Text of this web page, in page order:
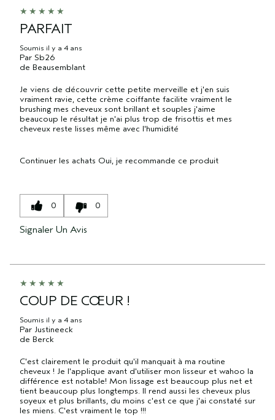
PARFAIT
Soumis il y a 4 ans
Par Sb26
de Beausemblant
Je viens de découvrir cette petite merveille et j'en suis
vraiment ravie, cette crème coiffante facilite vraiment le
brushing mes cheveux sont brillant et souples j'aime
beaucoup le résultat je n'ai plus trop de frisottis et mes
cheveux reste lisses même avec l'humidité
Continuer les achats Oui, je recommande ce produit
0 0
Signaler Un Avis
COUP DE CŒUR !
Soumis il y a 4 ans
Par Justineeck
de Berck
C'est clairement le produit qu'il manquait à ma routine
cheveux ! Je l'applique avant d'utiliser mon lisseur et wahoo la
différence est notable! Mon lissage est beaucoup plus net et
tient beaucoup plus longtemps. Il rend aussi les cheveux plus
soyeux et plus brillants, du moins c'est ce que j'ai constaté sur
les miens. C'est vraiment le top !!!